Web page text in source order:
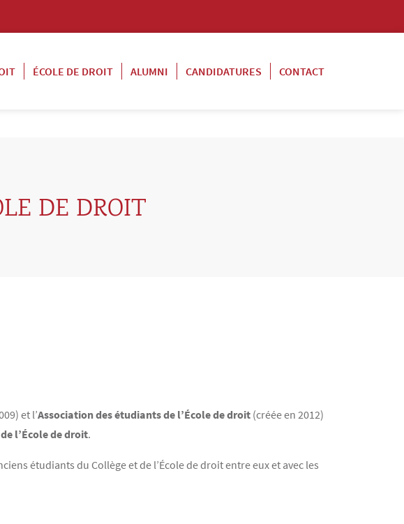
ÉCOLE DE DROIT ALUMNI CANDIDATURES CONTACT
DE DROIT
et l’Association des étudiants de l’École de droit (créée en 2012)
l’École de droit.
étudiants du Collège et de l’École de droit entre eux et avec les